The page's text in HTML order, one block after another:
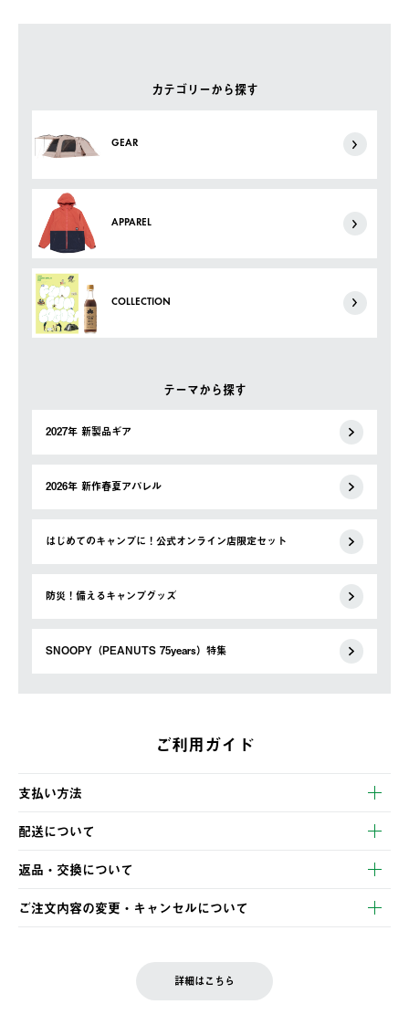
カテゴリーから探す
GEAR
APPAREL
COLLECTION
テーマから探す
2027年 新製品ギア
2026年 新作春夏アパレル
はじめてのキャンプに！公式オンライン店限定セット
防災！備えるキャンプグッズ
SNOOPY（PEANUTS 75years）特集
ご利用ガイド
支払い方法
以下のいずれかの方法でお支払いいただけます。
・クレジットカード決済
・コンビニ決済
・Pay-easy決済
配送について
【発送スケジュール】
ご注文・ご入金完了より2営業日以内に商品を発送いたします。
土日祝の発送はございませんので、木曜日以降のご注文は週明け
の発送となる場合がございます。
返品・交換について
※お客様都合の場合
お客様都合の返品にかかる送料は、お客様ご負担とさせていただ
ご注文内容の変更・キャンセルについて
LOGOS FAMILY会員の方は、会員マイページ内 購入履歴画面に
詳細はこちら